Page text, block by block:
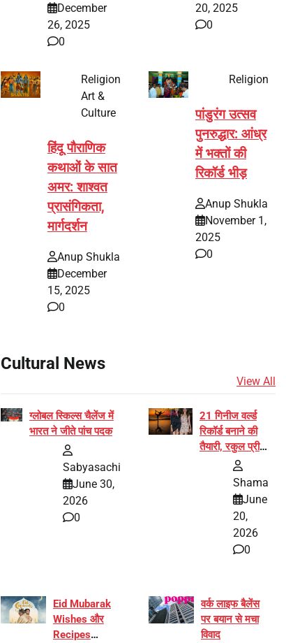
December
26, 2025
0
20, 2025
0
Religion
Art &
Culture
हिंदू पौराणिक
कथाओं के सात
अमर: शाश्वत
प्रासंगिकता,
मार्गदर्शन
Anup Shukla
December
15, 2025
0
Religion
पांडुरंग उत्सव
पुनरुद्धार: आंध्र
में भक्तों की
रिकॉर्ड भीड़
Anup Shukla
November 1,
2025
0
Cultural News
View All
ग्लोबल स्किल्स चैलेंज में
भारत ने जीते पांच पदक
Sabyasachi
June 30,
2026
0
21 गिनीज वर्ल्ड
रिकॉर्ड बनाने की
तैयारी, रकुल प्रीत
जायसवाल बनीं योग
अभियान का हिस्सा
Shama
June
20,
2026
0
Eid Mubarak
Wishes और
Recipes
वर्क लाइफ बैलेंस
पर बयान से मचा
विवाद